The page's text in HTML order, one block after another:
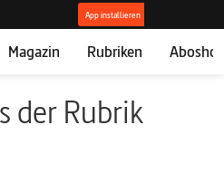
Magazin Rubriken
der Rubrik